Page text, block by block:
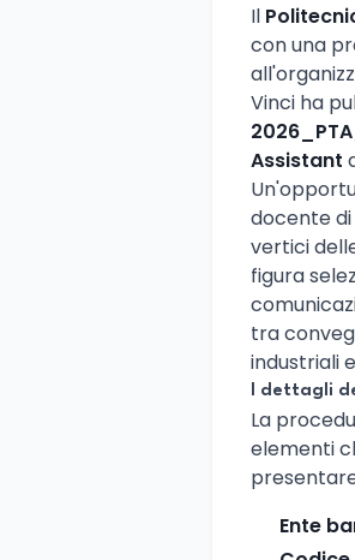
Il
con una
Vinci ha
Assistant
docente
vertici
figura
tra
industriali
I dettagli
La
elementi
Ente